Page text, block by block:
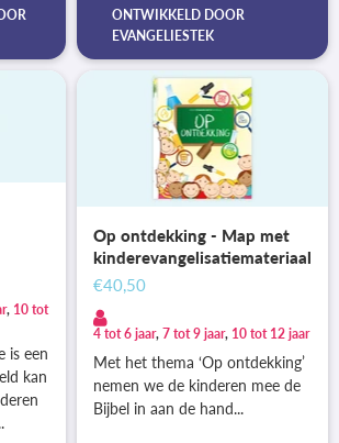
ONTWIKKELD DOOR
EVANGELIESTEK
, 10 tot
is een
kan
Op ontdekking - Map met
kinderevangelisatiemateriaal
€40,50
4 tot 6 jaar, 7 tot 9 jaar, 10 tot 12 jaar
Met het thema ‘Op ontdekking’
nemen we de kinderen mee de
Bijbel in aan de hand...